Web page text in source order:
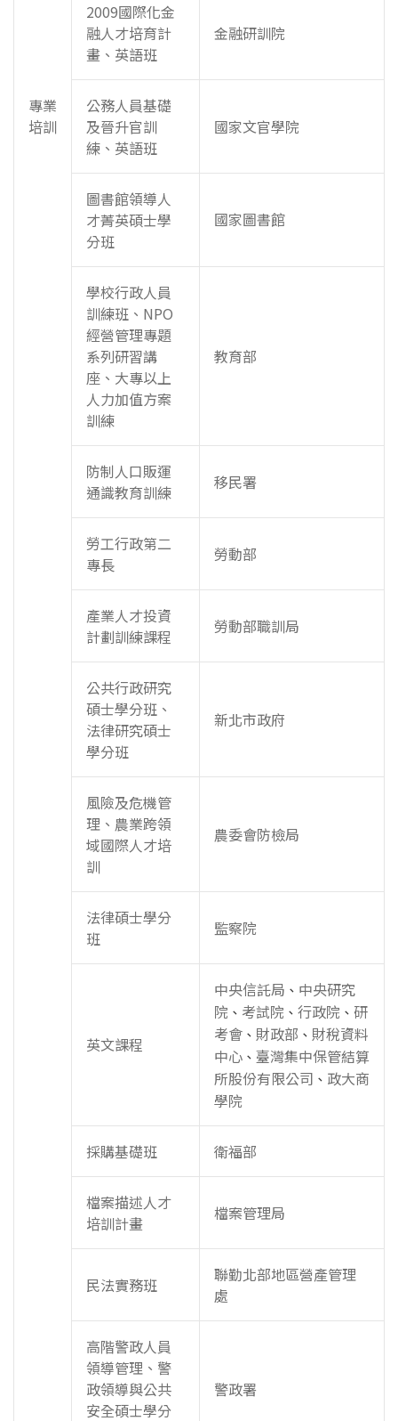
專業
培訓
2009國際化金
融人才培育計
畫、英語班
金融研訓院
公務人員基礎
及晉升官訓
練、英語班
國家文官學院
圖書館領導人
才菁英碩士學
分班
國家圖書館
學校行政人員
訓練班、NPO
經營管理專題
系列研習講
座、大專以上
人力加值方案
訓練
教育部
防制人口販運
通識教育訓練
移民署
勞工行政第二
專長
勞動部
產業人才投資
計劃訓練課程
勞動部職訓局
公共行政研究
碩士學分班、
法律研究碩士
學分班
新北市政府
風險及危機管
理、農業跨領
域國際人才培
訓
農委會防檢局
法律碩士學分
班
監察院
英文課程
中央信託局 、 中央研究
院 、 考試院 、 行政院 、 研
考會 、 財政部 、 財稅資料
中心 、 臺灣集中保管結算
所股份有限公司 、 政大商
學院
採購基礎班 衛福部
檔案描述人才
培訓計畫
檔案管理局
民法實務班
聯勤北部地區營產管理
處
高階警政人員
領導管理、警
政領導與公共
安全碩士學分
警政署